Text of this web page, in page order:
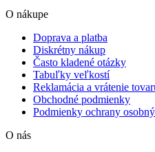
O nákupe
Doprava a platba
Diskrétny nákup
Často kladené otázky
Tabuľky veľkostí
Reklamácia a vrátenie
Obchodné podmienky
Podmienky ochrany
O nás